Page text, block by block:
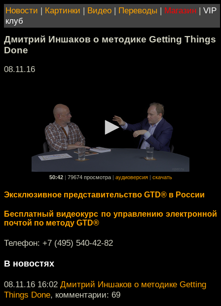
Новости | Картинки | Видео | Переводы | Магазин | VIP
клуб
Дмитрий Иншаков о методике Getting Things
Done
08.11.16
50:42 79674 просмотра аудиоверсия скачать
Эксклюзивное представительство GTD® в России
Бесплатный видеокурс по управлению электронной
почтой по методу GTD®
Телефон: +7 (495) 540-42-82
В новостях
08.11.16 16:02 Дмитрий Иншаков о методике Getting
Things Done, комментарии: 69